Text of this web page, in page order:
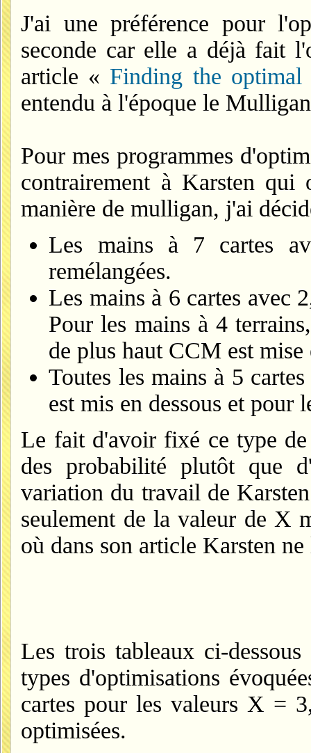
J'ai une préférence pour
seconde car elle a déjà fait
article « Finding the optimal
entendu à l'époque le
Pour mes programmes
contrairement à Karsten qui
manière de mulligan, j'ai
Les mains à 7 cartes
remélangées.
Les mains à 6 cartes avec
Pour les mains à 4
de plus haut CCM est mise
Toutes les mains à 5
est mis en dessous et pour
Le fait d'avoir fixé ce type
des probabilité plutôt que
variation du travail de
seulement de la valeur de X
où dans son article Karsten
Les trois tableaux ci-
types d'optimisations
cartes pour les valeurs X =
optimisées.